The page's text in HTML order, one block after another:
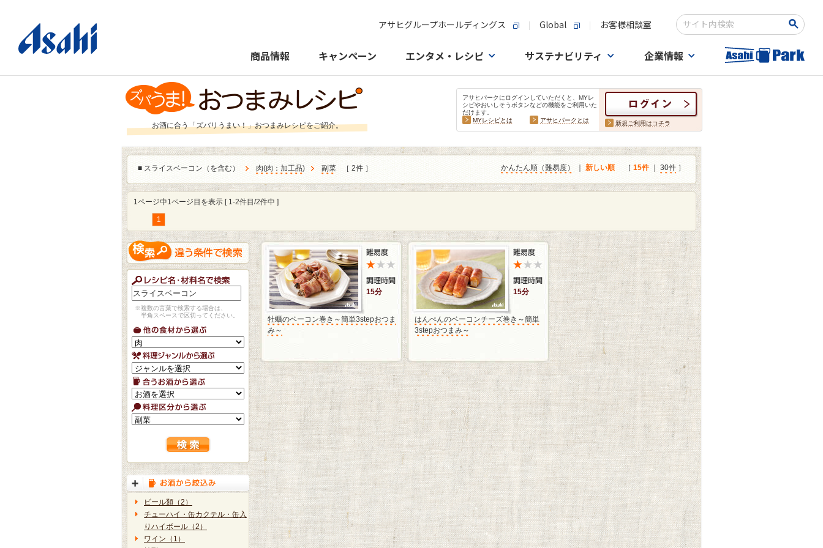
アサヒグループホールディングス Global お客様相談室
検索キーワード入力
商品情報 キャンペーン エンタメ・レシピ サステナビリティ 企業情報
お酒に合う「ズバリうまい！」おつまみレシピをご紹介。
アサヒパークにログインしていただくと、MYレ
シピやおいしそうボタンなどの機能をご利用いた
だけます。
MYレシピとは
アサヒパークとは 新規ご利用はコチラ
■ スライスベーコン（を含む） 肉(肉：加工品) 副菜 ［ 2件 ］ かんたん順（難易度） 新しい順 ［ 15件｜ 30件 ］
1ページ中1ページ目を表示 [ 1-2件目/2件中 ]
1
※複数の言葉で検索する場合は、
半角スペースで区切ってください。
ビール類（2）
チューハイ・缶カクテル・缶入
りハイボール（2）
ワイン（1）
15分
牡蠣のベーコン巻き～簡単3stepおつま
み～
15分
はんぺんのベーコンチーズ巻き～簡単
3stepおつまみ～